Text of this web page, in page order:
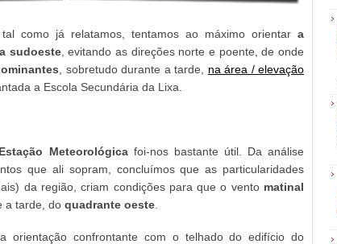
, tal como já relatamos, tentamos ao máximo orientar a
sudoeste, evitando as direções norte e poente, de onde
, sobretudo durante a tarde, na área / elevação
a Escola Secundária da Lixa.
Estação Meteorológicafoi-nos bastante útil. Da análise
que ali sopram, concluímos que as particularidades
da região, criam condições para que o vento matinal
a tarde, do quadrante oeste
orientação confrontante com o telhado do edifício do